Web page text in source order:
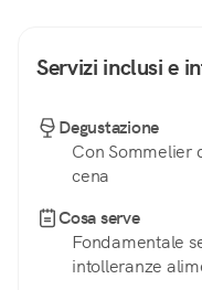
Servizi inclusi e
Degustazione
Con Sommelier
cena
Cosa serve
Fondamentale
intolleranze